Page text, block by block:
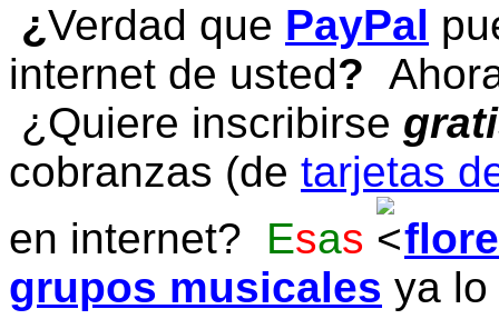
¿Verdad que PayPal
internet de usted?
¿Quiere inscribirse
cobranzas (de tarjetas
en internet? Esas
grupos musicales ya